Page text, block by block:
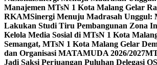
Manajemen MTsN 1 Kota Malang Gelar
RKAMSinergi Menuju Madrasah Unggul:
Lakukan Studi Tiru Pembangunan Zona
Kelola Media Sosial di MTsN 1 Kota
Semangat, MTsN 1 Kota Malang Gelar
dan Organisasi MATAMUDA 2026/2027
Jadi Saksi Perjuangan Puluhan Delegasi